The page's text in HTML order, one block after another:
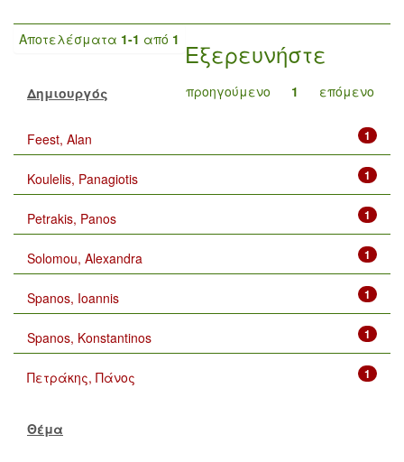
Αποτελέσματα 1-1 από 1
προηγούμενο 1 επόμενο
Εξερευνήστε
Δημιουργός
1
Feest, Alan
1
Koulelis, Panagiotis
1
Petrakis, Panos
1
Solomou, Alexandra
1
Spanos, Ioannis
1
Spanos, Konstantinos
1
Πετράκης, Πάνος
Θέμα